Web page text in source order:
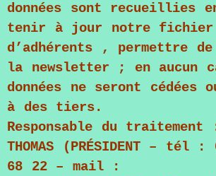
données sont recueillies
tenir à jour notre fichier
d’adhérents , permettre
la newsletter ; en aucun
données ne seront cédées
à des tiers.
Responsable du traitement
THOMAS
(PRÉSIDENT – tél :
68 22 – mail :